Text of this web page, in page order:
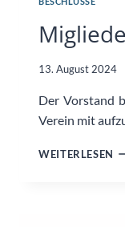
13. August 2024
Der Vorstand
Verein mit
WEITERLESEN